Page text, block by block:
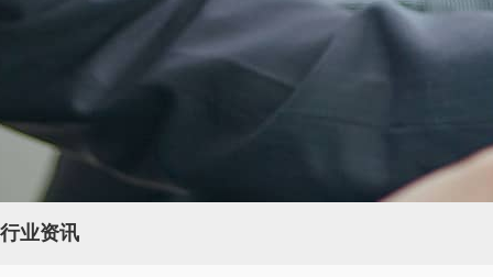
行业资讯